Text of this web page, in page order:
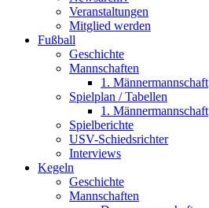
Veranstaltungen
Mitglied werden
Fußball
Geschichte
Mannschaften
1. Männermannschaft
Spielplan / Tabellen
1. Männermannschaft
Spielberichte
USV-Schiedsrichter
Interviews
Kegeln
Geschichte
Mannschaften